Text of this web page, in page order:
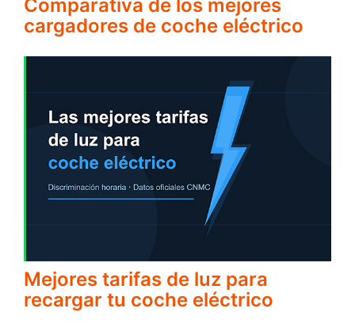
Comparativa de los mejores
cargadores de coche eléctrico
Mejores tarifas de luz para
recargar tu coche eléctrico